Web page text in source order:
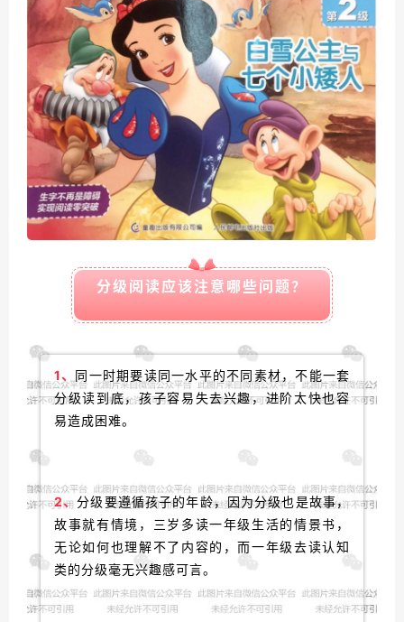
分级阅读应该注意哪些问题？
1、 同一时期要读同一水平的不同素材，不能一套
分级读到底，孩子容易失去兴趣，进阶太快也容
易造成困难。
2、分级要遵循孩子的年龄，因为分级也是故事，
故事就有情境，三岁多读一年级生活的情景书，
无论如何也理解不了内容的，而一年级去读认知
类的分级毫无兴趣感可言。